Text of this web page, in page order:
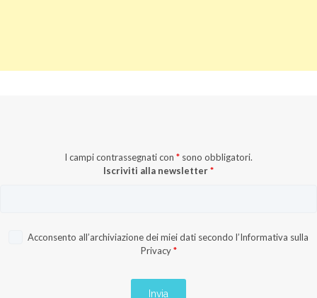
I campi contrassegnati con * sono obbligatori.
Iscriviti alla newsletter*
Acconsento all’archiviazione dei miei dati secondo l’Informativa sulla
Privacy *